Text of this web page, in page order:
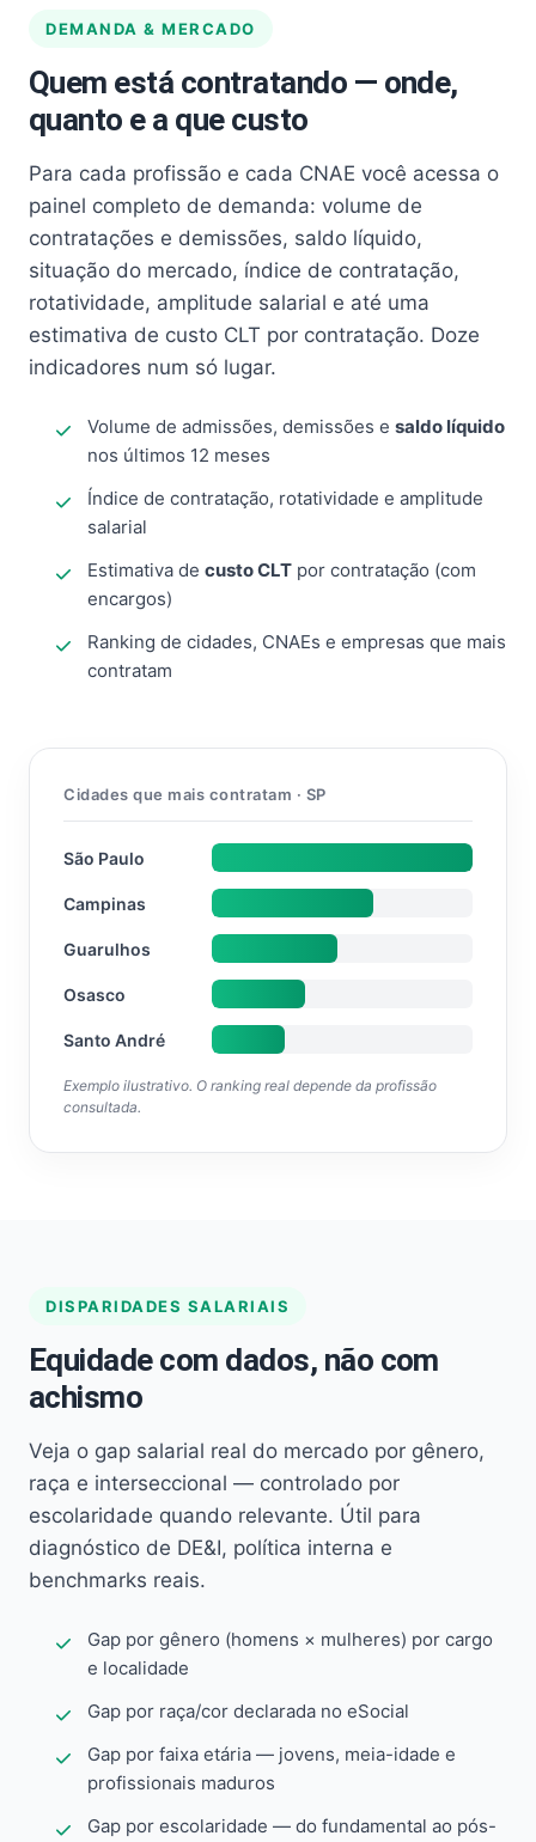
DEMANDA & MERCADO
Quem está contratando — onde,
quanto e a que custo
Para cada profissão e cada CNAE você acessa o
painel completo de demanda: volume de
contratações e demissões, saldo líquido,
situação do mercado, índice de contratação,
rotatividade, amplitude salarial e até uma
estimativa de custo CLT por contratação. Doze
indicadores num só lugar.
Volume de admissões, demissões e saldo líquido
nos últimos 12 meses
Índice de contratação, rotatividade e amplitude
salarial
Estimativa de custo CLT por contratação (com
encargos)
Ranking de cidades, CNAEs e empresas que mais
contratam
Cidades que mais contratam · SP
São Paulo
Campinas
Guarulhos
Osasco
Santo André
Exemplo ilustrativo. O ranking real depende da profissão
consultada.
DISPARIDADES SALARIAIS
Equidade com dados, não com
achismo
Veja o gap salarial real do mercado por gênero,
raça e interseccional — controlado por
escolaridade quando relevante. Útil para
diagnóstico de DE&I, política interna e
benchmarks reais.
Gap por gênero (homens × mulheres) por cargo
e localidade
Gap por raça/cor declarada no eSocial
Gap por faixa etária — jovens, meia-idade e
profissionais maduros
Gap por escolaridade — do fundamental ao pós-